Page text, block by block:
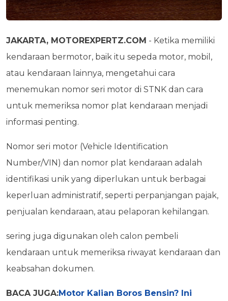
JAKARTA, MOTOREXPERTZ.COM - Ketika memiliki
kendaraan bermotor, baik itu sepeda motor, mobil,
atau kendaraan lainnya, mengetahui cara
menemukan nomor seri motor di STNK dan cara
untuk memeriksa nomor plat kendaraan menjadi
informasi penting.
Nomor seri motor (Vehicle Identification
Number/VIN) dan nomor plat kendaraan adalah
identifikasi unik yang diperlukan untuk berbagai
keperluan administratif, seperti perpanjangan pajak,
penjualan kendaraan, atau pelaporan kehilangan.
sering juga digunakan oleh calon pembeli
kendaraan untuk memeriksa riwayat kendaraan dan
keabsahan dokumen.
BACA JUGA:Motor Kalian Boros Bensin? Ini